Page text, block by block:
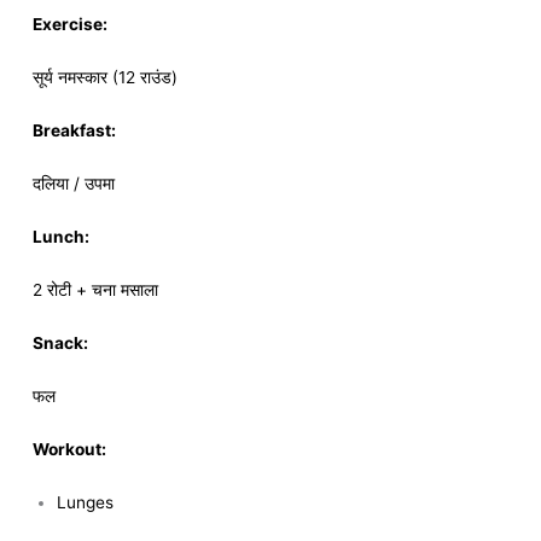
Exercise:
सूर्य नमस्कार (12 राउंड)
Breakfast:
दलिया / उपमा
Lunch:
2 रोटी + चना मसाला
Snack:
फल
Workout:
Lunges